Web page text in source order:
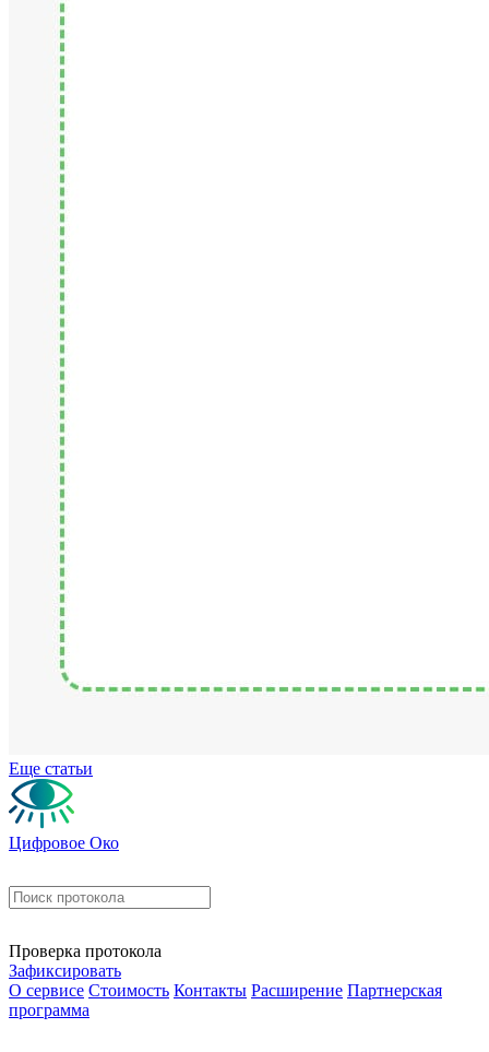
Еще статьи
Цифровое Око
Проверка протокола
Зафиксировать
О сервисе Стоимость Контакты Расширение Партнерская
программа